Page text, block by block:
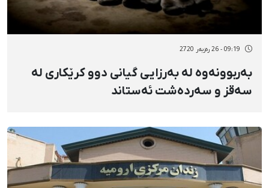
09:19 - 26 رەزبەر 2720
بەربوونەوە لە بەرزایی گیانی دوو کرێکاری لە
سەقز و سەردەشت ئەستاند